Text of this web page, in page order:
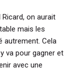
Ricard, on aurait
mais les
autrement. Cela
va pour gagner et
avec une